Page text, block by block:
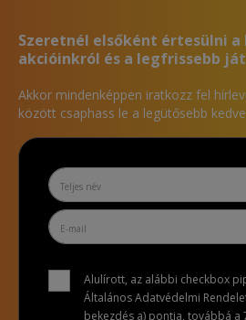
Szeretnél elsőként értesülni a
akcióinkról és a legfrissebb
Akkor mindenképpen iratkozz fel
között csaphass le a legütősebb
Alulírott, az alábbi checkbox
Általános Adatvédelmi
bekezdés a) pontja, továbbá a